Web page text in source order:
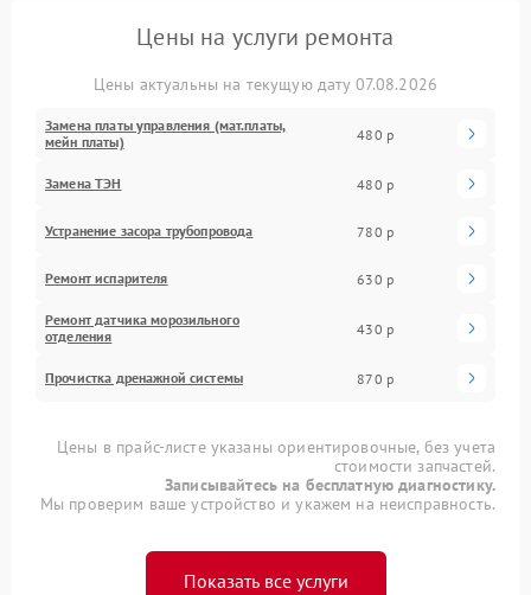
Цены на услуги ремонта
Цены актуальны на текущую дату 07.08.2026
Замена платы управления (мат.платы,
мейн платы)
480 р
Замена ТЭН 480 р
Устранение засора трубопровода 780 р
Ремонт испарителя 630 р
Ремонт датчика морозильного
отделения
430 р
Прочистка дренажной системы 870 р
Цены в прайс-листе указаны ориентировочные, без учета
стоимости запчастей.
Записывайтесь на бесплатную диагностику.
Мы проверим ваше устройство и укажем на неисправность.
Показать все услуги